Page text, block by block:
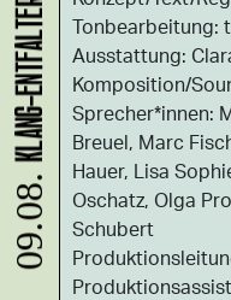
Tonbearbeitung:
Ausstattung:
Komposition/
Sprecher*innen:
Breuel, Marc
Hauer, Lisa
Oschatz, Olga
Schubert
09.08.